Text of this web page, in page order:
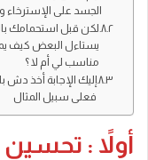
الجسد على
لكن قبل استحمامك
يستاءل البعض كيف
مناسب لي أم لا ؟
إليك الإجابة أخذ
فعلى سبيل المثال
أولاً :